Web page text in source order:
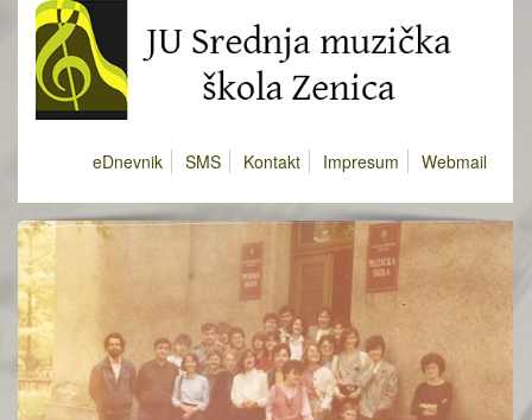
eDnevnik SMS Kontakt Impresum Webmail